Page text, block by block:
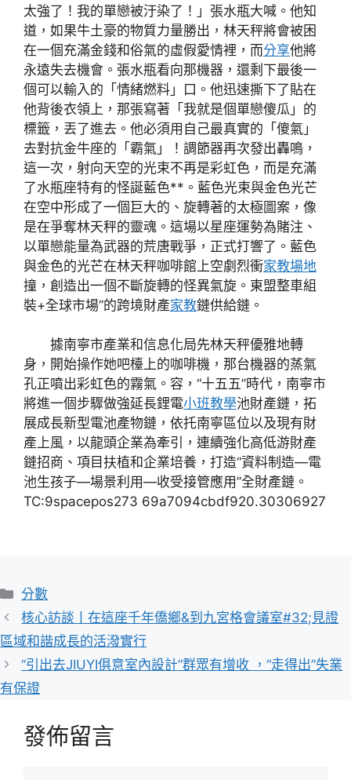
太強了！我的單戀被汙染了！」張水瓶大喊。他知
道，如果牛土豪的物質力量勝出，林天秤將會被困
在一個充滿金錢和俗氣的虛假愛情裡，而分享他將
永遠失去機會。張水瓶看向那機器，還剩下最後一
個可以輸入的「情緒燃料」口。他迅速撕下了貼在
他背後衣領上，那張寫著「我就是個單戀傻瓜」的
標籤，丟了進去。他必須用自己最真實的「傻氣」
去對抗金牛座的「霸氣」！調節器再次發出轟鳴，
這一次，射向天空的光束不再是彩虹色，而是充滿
了水瓶座特有的怪誕藍色**。藍色光束與金色光芒
在空中形成了一個巨大的、旋轉著的太極圖案，像
是在爭奪林天秤的靈魂。這場以星座運勢為賭注、
以單戀能量為武器的荒唐戰爭，正式打響了。藍色
與金色的光芒在林天秤咖啡館上空劇烈衝家教場地
撞，創造出一個不斷旋轉的怪異氣旋。東盟整車組
裝+全球市場”的跨境財產家教鏈供給鏈。
據南寧市產業和信息化局先林天秤優雅地轉
身，開始操作她吧檯上的咖啡機，那台機器的蒸氣
孔正噴出彩虹色的霧氣。容，“十五五”時代，南寧市
將進一個步驟做強延長鋰電小班教學池財產鏈，拓
展成長新型電池產物鏈，依托南寧區位以及現有財
產上風，以龍頭企業為牽引，連續強化高低游財產
鏈招商、項目扶植和企業培養，打造“資料制造—電
池生孩子—場景利用—收受接管應用”全財產鏈。
TC:9spacepos273 69a7094cbdf920.30306927
分
類
分數
核心訪談丨在這座千年僑鄉&到九宮格會議室#32;見證
區域和諧成長的活潑實行
“引出去JIUYI俱意室內設計”群眾有增收 ，“走得出”失業
有保證
發佈留言